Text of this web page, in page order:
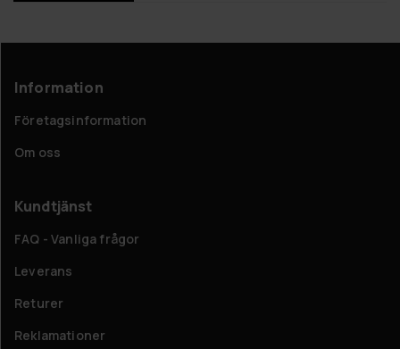
Information
Företagsinformation
Om oss
Kundtjänst
FAQ - Vanliga frågor
Leverans
Returer
Reklamationer